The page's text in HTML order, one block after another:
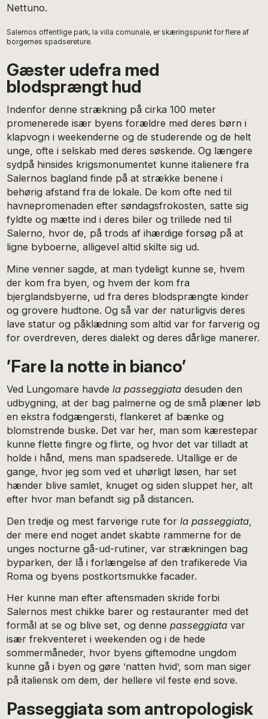
Nettuno.
Salernos offentlige park, la villa comunale, er skæringspunkt for flere af
borgernes spadsereture.
Gæster udefra med
blodsprængt hud
Indenfor denne strækning på cirka 100 meter
promenerede især byens forældre med deres børn i
klapvogn i weekenderne og de studerende og de helt
unge, ofte i selskab med deres søskende. Og længere
sydpå hinsides krigsmonumentet kunne italienere fra
Salernos bagland finde på at strække benene i
behørig afstand fra de lokale. De kom ofte ned til
havnepromenaden efter søndagsfrokosten, satte sig
fyldte og mætte ind i deres biler og trillede ned til
Salerno, hvor de, på trods af ihærdige forsøg på at
ligne byboerne, alligevel altid skilte sig ud.
Mine venner sagde, at man tydeligt kunne se, hvem
der kom fra byen, og hvem der kom fra
bjerglandsbyerne, ud fra deres blodsprængte kinder
og grovere hudtone. Og så var der naturligvis deres
lave statur og påklædning som altid var for farverig og
for overdreven, deres dialekt og deres dårlige manerer.
’Fare la notte in bianco’
Ved Lungomare havdela passeggiatadesuden den
udbygning, at der bag palmerne og de små plæner løb
en ekstra fodgængersti, flankeret af bænke og
blomstrende buske. Det var her, man som kærestepar
kunne flette fingre og flirte, og hvor det var tilladt at
holde i hånd, mens man spadserede. Utallige er de
gange, hvor jeg som ved et uhørligt løsen, har set
hænder blive samlet, knuget og siden sluppet her, alt
efter hvor man befandt sig på distancen.
Den tredje og mest farverige rute forla passeggiata
der mere end noget andet skabte rammerne for de
unges nocturne gå-ud-rutiner, var strækningen bag
byparken, der lå i forlængelse af den trafikerede Via
Roma og byens postkortsmukke facader.
Her kunne man efter aftensmaden skride forbi
Salernos mest chikke barer og restauranter med det
formål at se og blive set, og dennepasseggiatavar
især frekventeret i weekenden og i de hede
sommermåneder, hvor byens giftemodne ungdom
kunne gå i byen og gøre ’natten hvid’, som man siger
på italiensk om dem, der hellere vil feste end sove.
Passeggiata som antropologisk